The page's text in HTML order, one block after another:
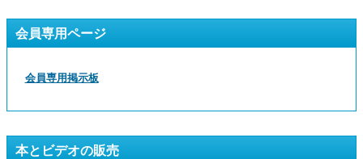
会員専用ページ
会員専用掲示板
本とビデオの販売